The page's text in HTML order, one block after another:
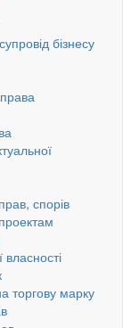
бізнесу
спорів
власності
торгову марку